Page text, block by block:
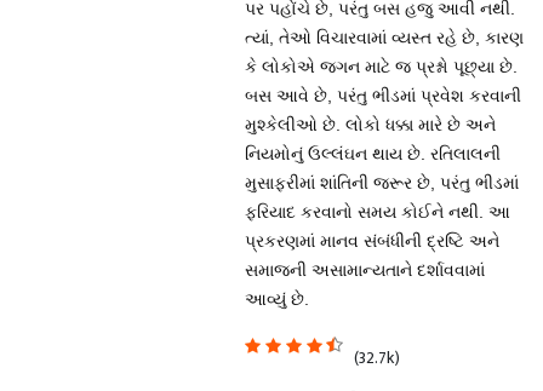
પર પહોંચે છે, પરંતુ બસ હજુ આવી નથી.
ત્યાં, તેઓ વિચારવામાં વ્યસ્ત રહે છે, કારણ
કે લોકોએ જગન માટે જ પ્રશ્નો પૂછ્યા છે.
બસ આવે છે, પરંતુ ભીડમાં પ્રવેશ કરવાની
મુશ્કેલીઓ છે. લોકો ધક્કા મારે છે અને
નિયમોનું ઉલ્લંઘન થાય છે. રતિલાલની
મુસાફરીમાં શાંતિની જરૂર છે, પરંતુ ભીડમાં
ફરિયાદ કરવાનો સમય કોઈને નથી. આ
પ્રકરણમાં માનવ સંબંધીની દ્રષ્ટિ અને
સમાજની અસામાન્યતાને દર્શાવવામાં
આવ્યું છે.
(32.7k)